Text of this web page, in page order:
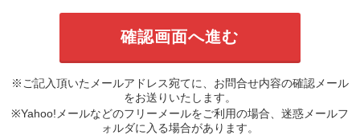
※ご記入頂いたメールアドレス宛てに、お問合せ内容の確認メール
をお送りいたします。
※Yahoo!メールなどのフリーメールをご利用の場合、迷惑メールフ
ォルダに入る場合があります。